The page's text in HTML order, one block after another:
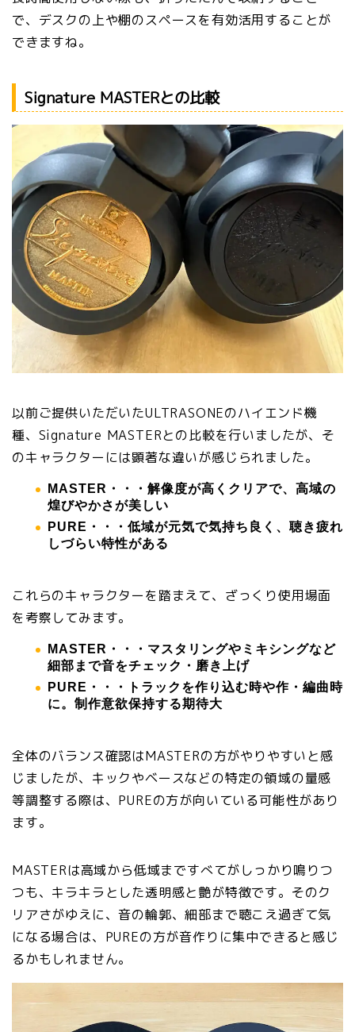
で、デスクの上や棚のスペースを有効活用することが
できますね。
Signature MASTERとの比較
以前ご提供いただいたULTRASONEのハイエンド機
種、Signature MASTERとの比較を行いましたが、そ
のキャラクターには顕著な違いが感じられました。
MASTER・・・解像度が高くクリアで、高域の
煌びやかさが美しい
PURE・・・低域が元気で気持ち良く、聴き疲れ
しづらい特性がある
これらのキャラクターを踏まえて、ざっくり使用場面
を考察してみます。
MASTER・・・マスタリングやミキシングなど
細部まで音をチェック・磨き上げ
PURE・・・トラックを作り込む時や作・編曲時
に。制作意欲保持する期待大
全体のバランス確認はMASTERの方がやりやすいと感
じましたが、キックやベースなどの特定の領域の量感
等調整する際は、PUREの方が向いている可能性があり
ます。
MASTERは高域から低域まですべてがしっかり鳴りつ
つも、キラキラとした透明感と艶が特徴です。そのク
リアさがゆえに、音の輪郭、細部まで聴こえ過ぎて気
になる場合は、PUREの方が音作りに集中できると感じ
るかもしれません。